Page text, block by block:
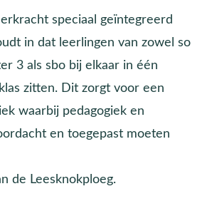
speciaal geïntegreerd
in dat leerlingen van zowel so
3 als sbo bij elkaar in één
zitten. Dit zorgt voor een
waarbij pedagogiek en
en toegepast moeten
de Leesknokploeg.